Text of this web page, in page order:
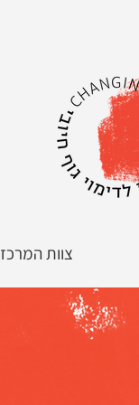
צוות המרכז